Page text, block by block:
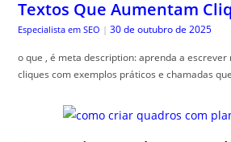
Textos Que Aumentam
Especialista em SEO | 30 de outubro de 2025
o que , é meta description: aprenda a
cliques com exemplos práticos e chamadas